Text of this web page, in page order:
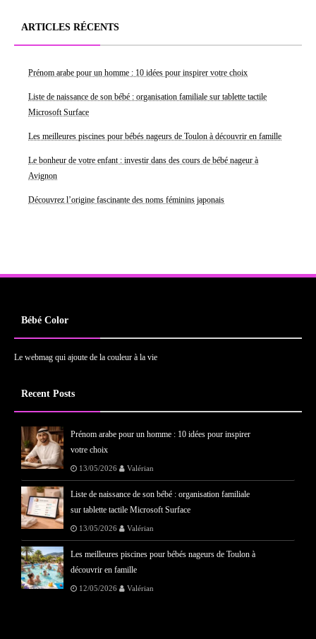
ARTICLES RÉCENTS
Prénom arabe pour un homme : 10 idées pour inspirer votre choix
Liste de naissance de son bébé : organisation familiale sur tablette tactile
Microsoft Surface
Les meilleures piscines pour bébés nageurs de Toulon à découvrir en famille
Le bonheur de votre enfant : investir dans des cours de bébé nageur à
Avignon
Découvrez l’origine fascinante des noms féminins japonais
Bébé Color
Le webmag qui ajoute de la couleur à la vie
Recent Posts
Prénom arabe pour un homme : 10 idées pour inspirer
votre choix
13/05/2026 Valérian
Liste de naissance de son bébé : organisation familiale
sur tablette tactile Microsoft Surface
13/05/2026 Valérian
Les meilleures piscines pour bébés nageurs de Toulon à
découvrir en famille
12/05/2026 Valérian